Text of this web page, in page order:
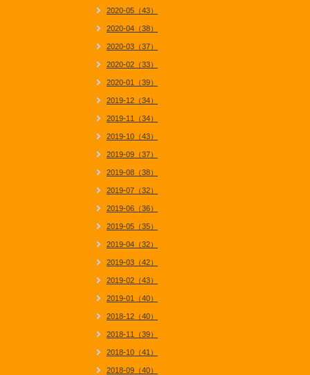
2020-05（43）
2020-04（38）
2020-03（37）
2020-02（33）
2020-01（39）
2019-12（34）
2019-11（34）
2019-10（43）
2019-09（37）
2019-08（38）
2019-07（32）
2019-06（36）
2019-05（35）
2019-04（32）
2019-03（42）
2019-02（43）
2019-01（40）
2018-12（40）
2018-11（39）
2018-10（41）
2018-09（40）